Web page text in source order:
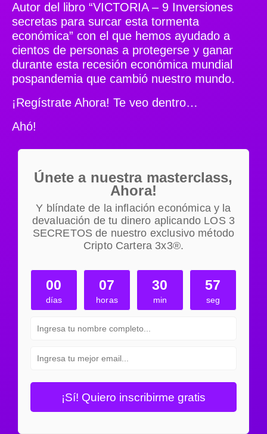
Autor del libro “VICTORIA – 9 Inversiones
secretas para surcar esta tormenta
económica” con el que hemos ayudado a
cientos de personas a protegerse y ganar
durante esta recesión económica mundial
pospandemia que cambió nuestro mundo.
¡Regístrate Ahora! Te veo dentro…
Ahó!
Únete a nuestra masterclass,
Ahora!
Y blíndate de la inflación económica y la
devaluación de tu dinero aplicando LOS 3
SECRETOS de nuestro exclusivo método
Cripto Cartera 3x3®.
00
días
07
horas
30
min
56
seg
¡Sí! Quiero inscribirme gratis